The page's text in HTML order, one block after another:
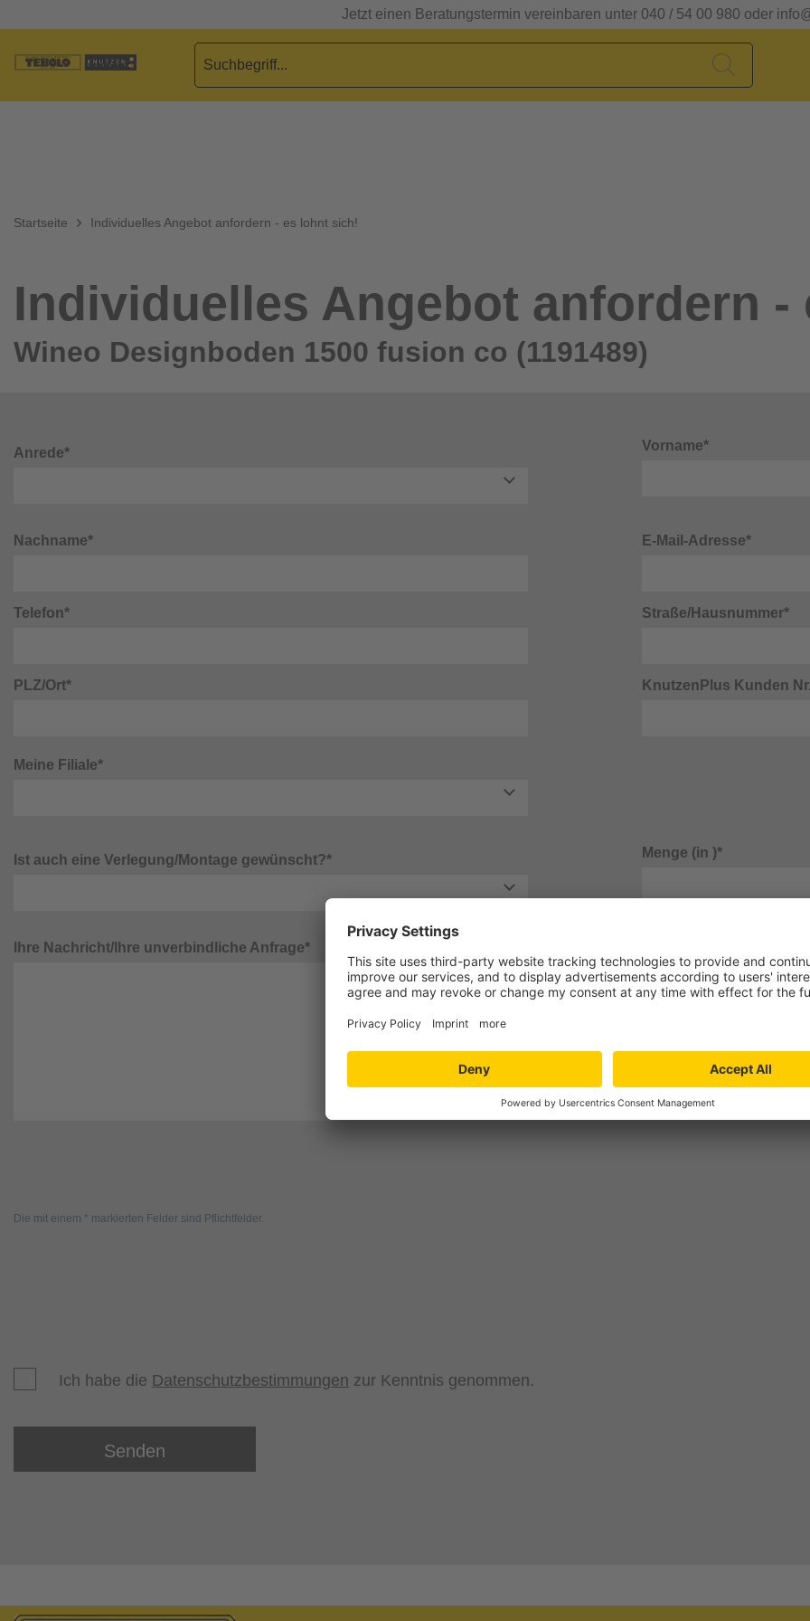
Jetzt einen Beratungstermin vereinbaren unter 040 / 54 00 980 oder
Startseite Individuelles Angebot anfordern - es lohnt sich!
Individuelles Angebot anfordern
Wineo Designboden 1500 fusion co (1191489)
Anrede* Vorname*
Nachname* E-Mail-Adresse*
Telefon* Straße/Hausnummer*
PLZ/Ort* KnutzenPlus Kunden
Meine Filiale*
Ist auch eine Verlegung/Montage gewünscht?* Menge (in )*
Ihre Nachricht/Ihre unverbindliche Anfrage*
Die mit einem * markierten Felder sind Pflichtfelder.
Ich habe die Datenschutzbestimmungen zur Kenntnis genommen.
Senden